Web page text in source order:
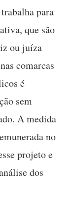
para
que são
ou juíza
comarcas
é
sem
A medida
no
projeto e
dos